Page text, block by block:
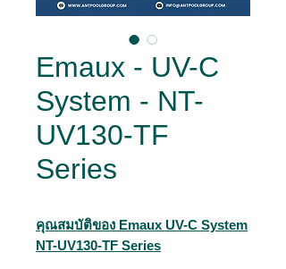
Emaux - UV-C
System - NT-
UV130-TF
Series
คุณสมบัติของ Emaux UV-C System
NT-UV130-TF Series